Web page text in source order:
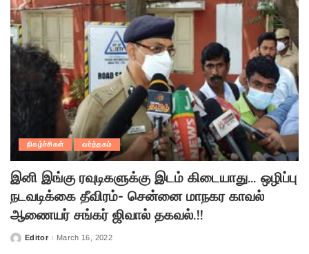
நிகழ்ச்சிகள் வர்த்தகம்
இனி இங்கு ரவுடிகளுக்கு இடம் கிடையாது… ஒழிப்பு
நடவடிக்கை தீவிரம்- சென்னை மாநகர காவல்
ஆணையர் சங்கர் ஜிவால் தகவல்.!!
PostedEditor March 16, 2022